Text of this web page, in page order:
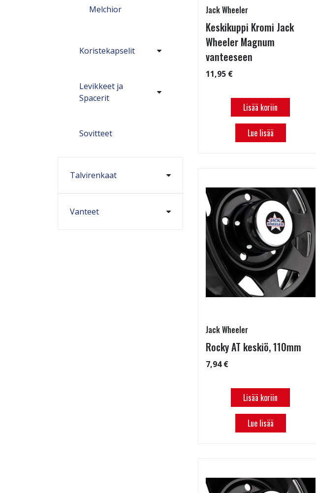
Melchior
Koristekapselit
Levikkeet ja
Spacerit
Sovitteet
Talvirenkaat
Vanteet
Jack Wheeler
Keskikuppi Kromi Jack
Wheeler Magnum
vanteeseen
11,95 €
Lisää koriin
Lue lisää
Jack Wheeler
Rocky AT keskiö, 110mm
7,94 €
Lisää koriin
Lue lisää